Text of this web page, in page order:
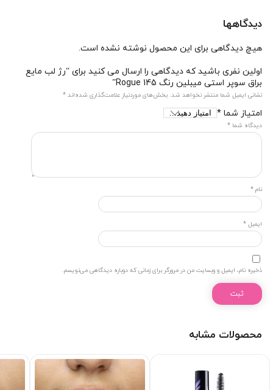
دیدگاهها
هیچ دیدگاهی برای این محصول نوشته نشده است.
اولین نفری باشید که دیدگاهی را ارسال می کنید برای “رژ لب مایع
براق سوپر استی میبلین رنگ Rogue 145”
نشانی ایمیل شما منتشر نخواهد شد. بخش‌های موردنیاز علامت‌گذاری شده‌اند *
امتیاز شما *
دیدگاه شما *
نام *
ایمیل *
ذخیره نام، ایمیل و وبسایت من در مرورگر برای زمانی که دوباره دیدگاهی می‌نویسم.
محصولات مشابه